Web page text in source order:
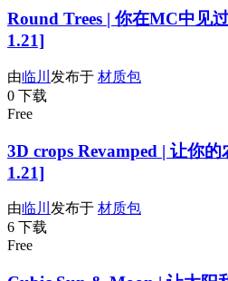
Round Trees | 你在MC中见
1.21]
由临川 发布于 材质包
0 下载
Free
3D crops Revamped | 让你
1.21]
由临川 发布于 材质包
6 下载
Free